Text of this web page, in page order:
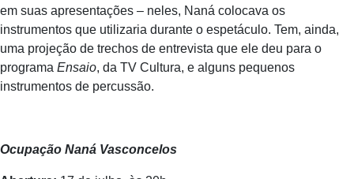
em suas apresentações – neles, Naná colocava os
instrumentos que utilizaria durante o espetáculo. Tem, ainda,
uma projeção de trechos de entrevista que ele deu para o
programa Ensaio, da TV Cultura, e alguns pequenos
instrumentos de percussão.
Ocupação Naná Vasconcelos